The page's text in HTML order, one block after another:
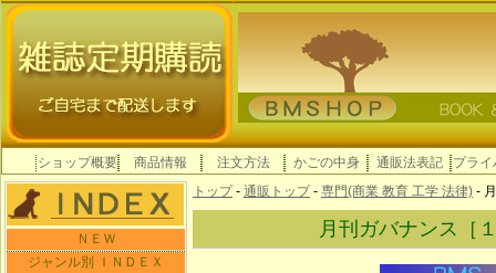
ショップ概要 商品情報 注文方法 かごの中身 通販法表記 プライ
ＮＥＷ
ジャンル別 ＩＮＤＥＸ
トップ- 通販トップ- 専門(商業 教育 工学 法律) -
月刊ガバナンス［